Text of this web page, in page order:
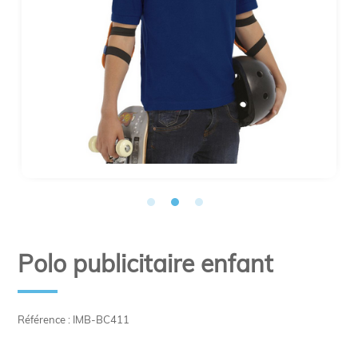
Référence : IMB-BC411
Polo publicitaire enfant